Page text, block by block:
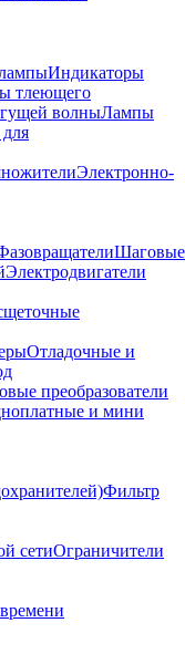
Индикаторы
тлеющего
волныЛампы
Электронно-
Шаговые
Электродвигатели
Отладочные и
преобразователи
и мини
Фильтр
сетиОграничители